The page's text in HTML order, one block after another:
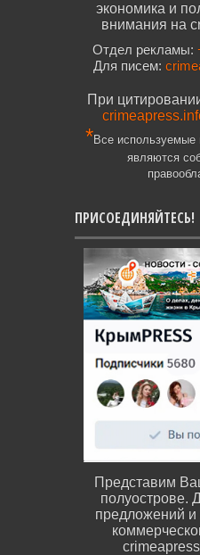
экономика и
внимания на
Отдел рекламы:
Для писем:
При
*Все используемые
являются
ПРИСОЕДИНЯЙТЕСЬ!
Представим
полуострове.
предложений и